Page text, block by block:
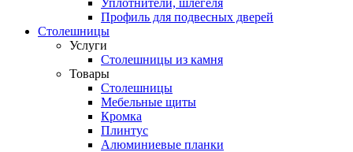
Уплотнители, шлегеля
Профиль для подвесных дверей
Столешницы
Услуги
Столешницы из камня
Товары
Столешницы
Мебельные щиты
Кромка
Плинтус
Алюминиевые планки